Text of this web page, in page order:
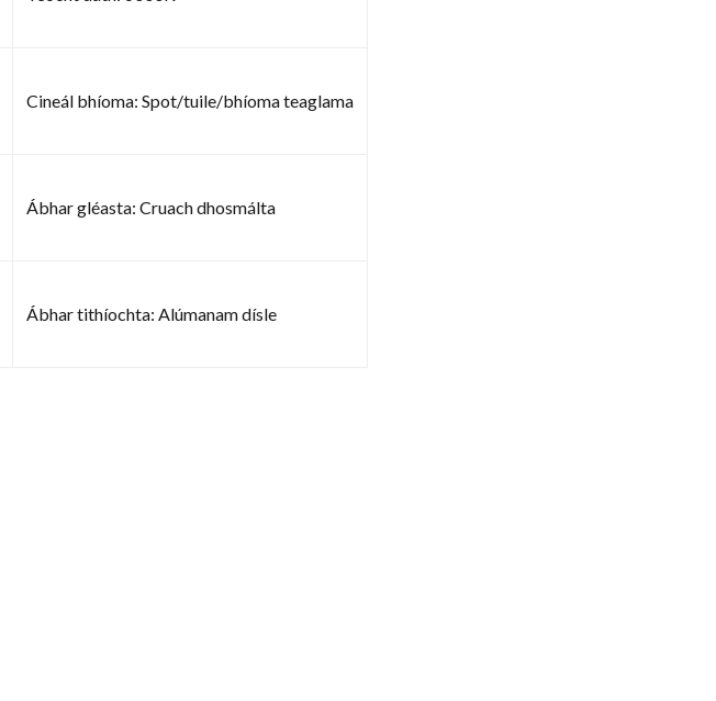
Cineál bhíoma: Spot/tuile/bhíoma teaglama
Ábhar gléasta: Cruach dhosmálta
Ábhar tithíochta: Alúmanam dísle